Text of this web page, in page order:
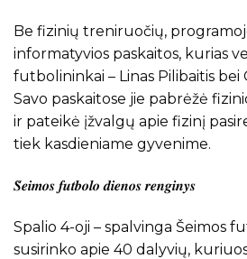
Be fizinių treniruočių,
informatyvios paskaitos, kurias
futbolininkai – Linas Pilibaitis bei
Savo paskaitose jie pabrėžė
ir pateikė įžvalgų apie fizinį
tiek kasdieniame gyvenime.
𝑺̌𝒆𝒊𝒎𝒐𝒔 𝒇𝒖𝒕𝒃𝒐𝒍𝒐 𝒅𝒊𝒆𝒏𝒐𝒔 𝒓𝒆𝒏𝒈𝒊𝒏𝒚𝒔
Spalio 4-oji – spalvinga Šeimos
susirinko apie 40 dalyvių,